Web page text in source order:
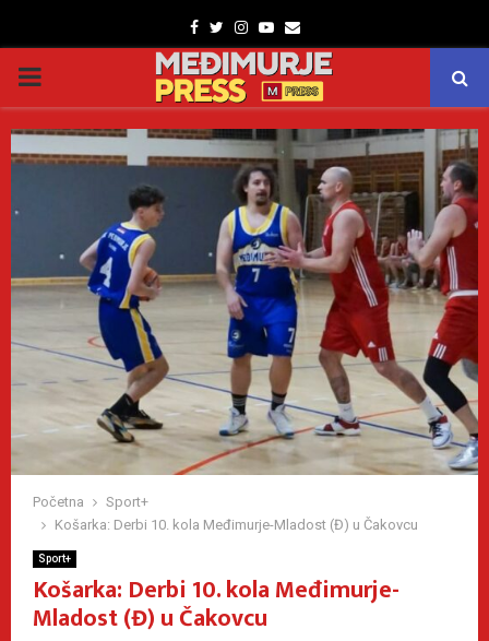
Facebook
TwitterInstagram
Youtube
Email
PRIMARY
MENU
Početna
Sport+
Košarka: Derbi 10. kola Međimurje-Mladost (Đ) u Čakovcu
Sport+
Košarka: Derbi 10. kola Međimurje-
Mladost (Đ) u Čakovcu